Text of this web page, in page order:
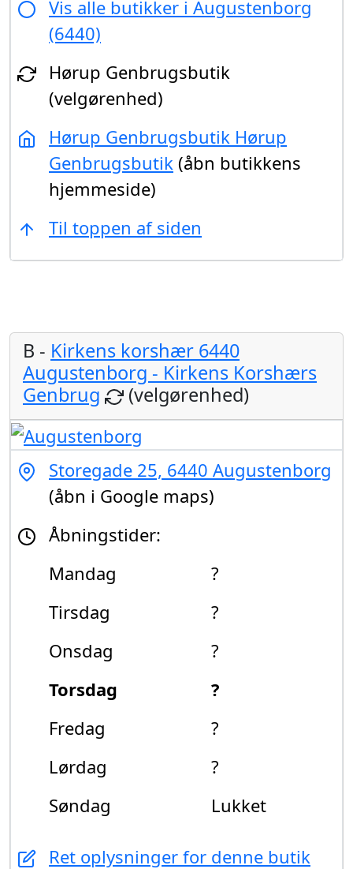
Vis alle butikker i Augustenborg
(6440)
Hørup Genbrugsbutik
(velgørenhed)
Hørup Genbrugsbutik Hørup
Genbrugsbutik (åbn butikkens
hjemmeside)
Til toppen af siden
B - Kirkens korshær 6440
Augustenborg - Kirkens Korshærs
Genbrug
(velgørenhed)
Storegade 25, 6440 Augustenborg
(åbn i Google maps)
Åbningstider:
Mandag
?
Tirsdag
?
Onsdag
?
Torsdag
?
Fredag
?
Lørdag
?
Søndag
Lukket
Ret oplysninger for denne butik